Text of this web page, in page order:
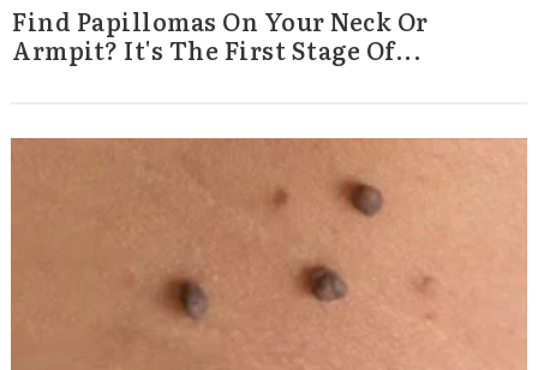
Find Papillomas On Your Neck Or
Armpit? It's The First Stage Of...